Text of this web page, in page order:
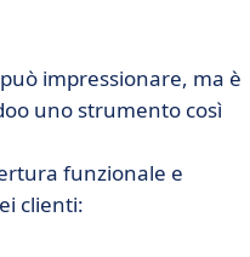
può impressionare, ma è
uno strumento così
funzionale e
clienti: